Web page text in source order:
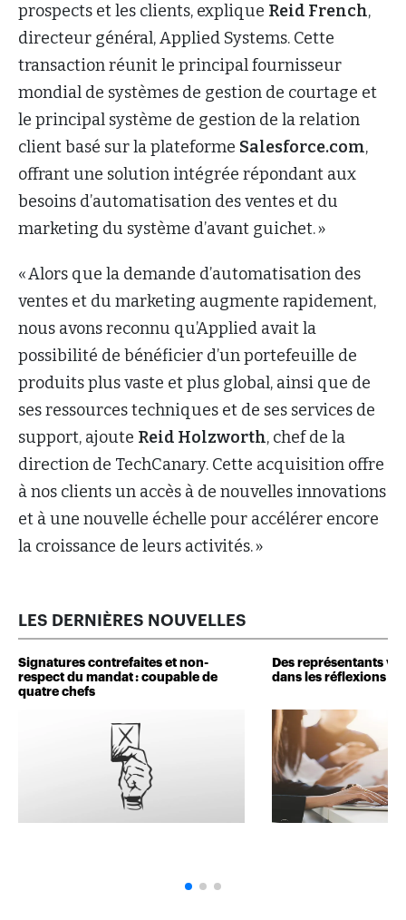
prospects et les clients, explique Reid French,
directeur général, Applied Systems. Cette
transaction réunit le principal fournisseur
mondial de systèmes de gestion de courtage et
le principal système de gestion de la relation
client basé sur la plateforme Salesforce.com,
offrant une solution intégrée répondant aux
besoins d’automatisation des ventes et du
marketing du système d’avant guichet. »
« Alors que la demande d’automatisation des
ventes et du marketing augmente rapidement,
nous avons reconnu qu’Applied avait la
possibilité de bénéficier d’un portefeuille de
produits plus vaste et plus global, ainsi que de
ses ressources techniques et de ses services de
support, ajoute Reid Holzworth, chef de la
direction de TechCanary. Cette acquisition offre
à nos clients un accès à de nouvelles innovations
et à une nouvelle échelle pour accélérer encore
la croissance de leurs activités. »
LES DERNIÈRES NOUVELLES
Signatures contrefaites et non-
respect du mandat : coupable de
quatre chefs
Des représentants
dans les réflexions de